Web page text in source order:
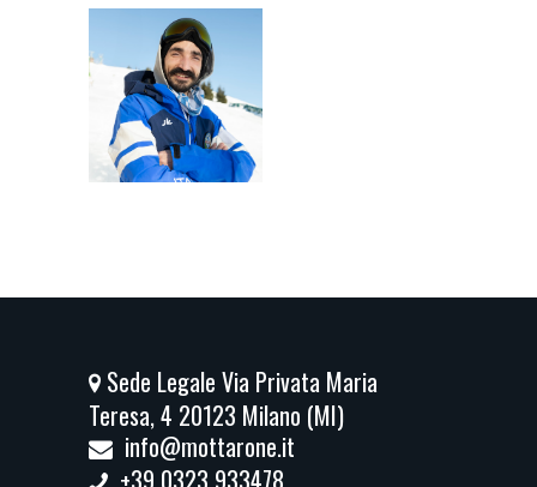
Maestro di
snowboard
Sede Legale Via Privata Maria
Teresa, 4 20123 Milano (MI)
info@mottarone.it